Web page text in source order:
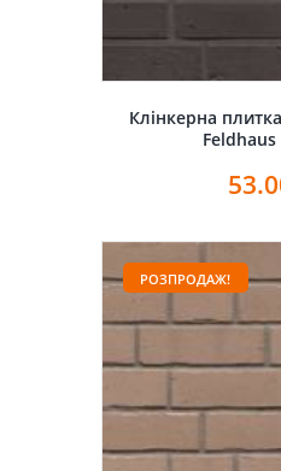
Клінкерна
РОЗПРОДАЖ!